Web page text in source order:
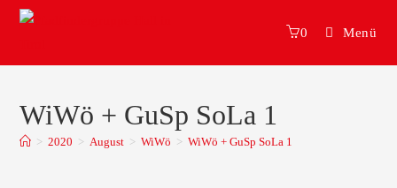
0 Menü
WiWö + GuSp SoLa 1
> 2020 > August > WiWö > WiWö + GuSp SoLa 1